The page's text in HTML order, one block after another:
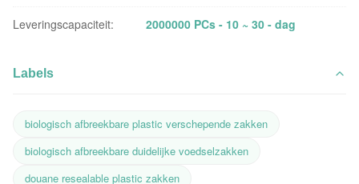
Leveringscapaciteit: 2000000 PCs - 10 ~ 30 - dag
Labels
biologisch afbreekbare plastic verschepende zakken
biologisch afbreekbare duidelijke voedselzakken
douane resealable plastic zakken